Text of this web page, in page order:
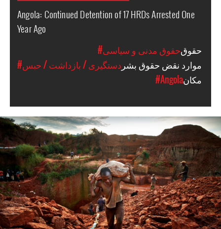
Angola: Continued Detention of 17 HRDs Arrested One
Year Ago
#حقوق مدنی و سیاسی
#دستگیری / بازداشت / حبس
#Angola
angola-
mining-
context.jpg